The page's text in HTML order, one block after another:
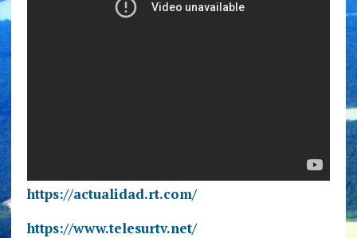
https://actualidad.rt.com/
https://www.telesurtv.net/